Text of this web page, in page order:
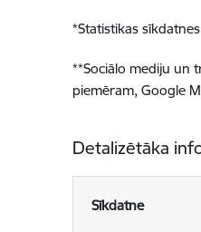
*Statistikas
**Sociālo mediju un
piemēram, Google
Detalizētāka
Sīkdatne